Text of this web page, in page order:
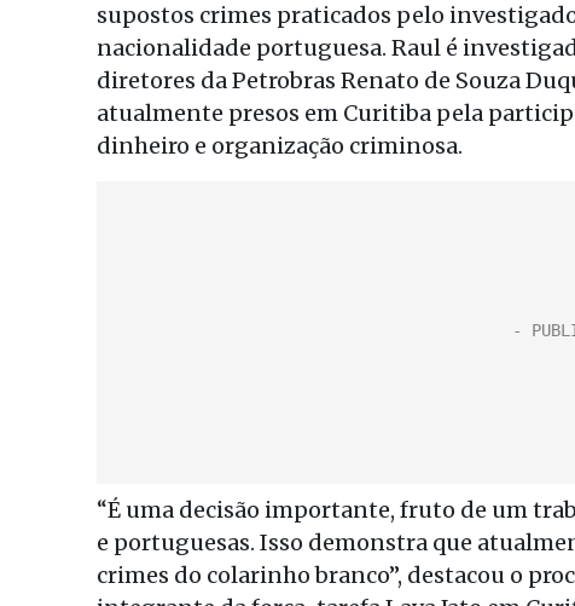
supostos crimes praticados pelo
nacionalidade portuguesa. Raul é
diretores da Petrobras Renato de Souza
atualmente presos em Curitiba pela
dinheiro e organização criminosa.
“É uma decisão importante, fruto de um
e portuguesas. Isso demonstra que
crimes do colarinho branco”, destacou o